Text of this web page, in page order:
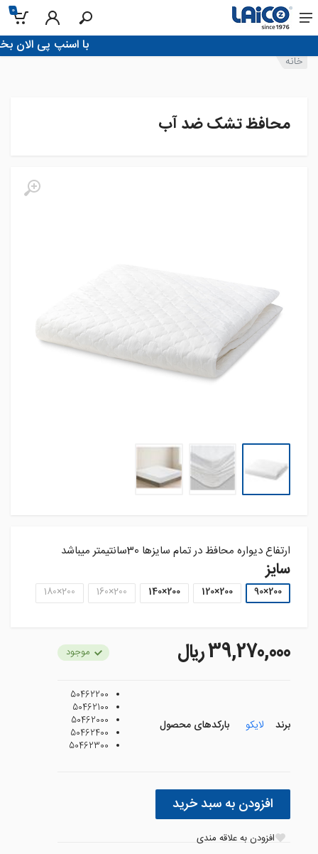
0
!با اسنپ پی الان بخر، تو 4 قسط
خانه
محافظ تشک ضد آب
ارتفاع دیواره محافظ در تمام سایزها 30سانتیمتر میباشد
سایز
200×90
200×120
200×140
200×160
200×180
39,270,000 ريال موجود
برند لایکو بارکدهای محصول
50462200
50462100
50462000
50462400
50462300
افزودن به سبد خرید
افزودن به علاقه مندی